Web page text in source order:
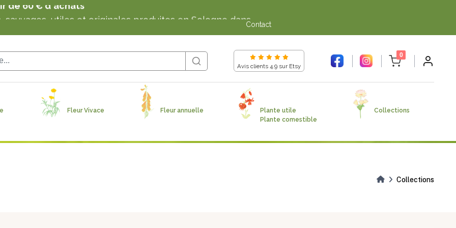
utiles et originales produites en Sologne dans
de 60 € d'achats
Contact
Avis clients 4.9 sur Etsy
0
unread messages
Fleur Vivace Fleur annuelle
Plante utile
Plante comestible
Collections
Collections